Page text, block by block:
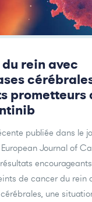
rein avec
prometteurs
publiée dans le
Journal of
de cancer du rein
une